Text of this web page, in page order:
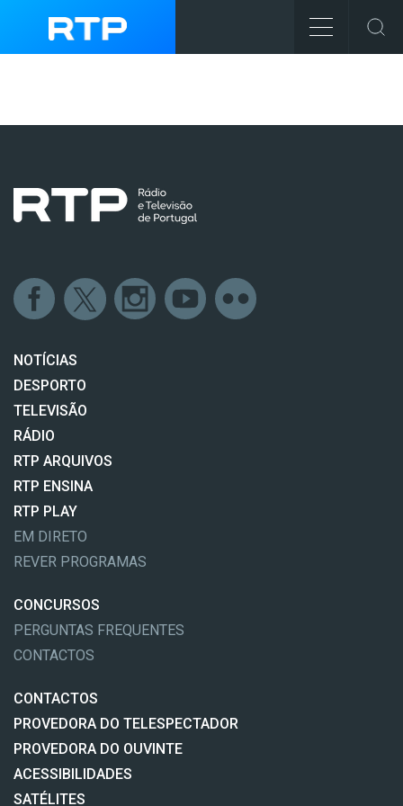
NOTÍCIAS
DESPORTO
TELEVISÃO
RÁDIO
RTP ARQUIVOS
RTP ENSINA
RTP PLAY
EM DIRETO
REVER PROGRAMAS
CONCURSOS
PERGUNTAS FREQUENTES
CONTACTOS
CONTACTOS
PROVEDORA DO TELESPECTADOR
PROVEDORA DO OUVINTE
ACESSIBILIDADES
SATÉLITES